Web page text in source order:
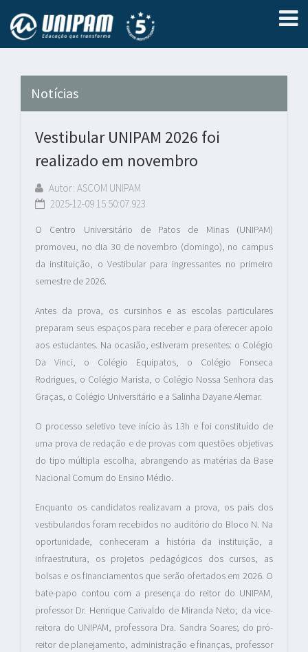
Notícias
Vestibular UNIPAM 2026 foi
realizado em novembro
Autor: ASCOM UNIPAM
2025-12-09 15:50:07.923
O Centro Universitário de Patos de Minas (UNIPAM)
promoveu, no dia 30 de novembro (domingo), no campus
da instituição, o Vestibular para ingressantes no primeiro
semestre de 2026.
Antes da prova, os cursinhos e as escolas particulares
preparam seus espaços para receber e para oferecer apoio
aos estudantes. Na ocasião, estiveram presentes: o Colégio
Da Vinci, o Colégio Equipatos, o Colégio Fonseca
Rodrigues, o Colégio Marista, o Colégio Nossa Senhora das
Graças, o Colégio Universitário e a Salinha Dayane Alemar.
O processo seletivo teve início às 13h e foi constituído de
uma prova de redação e de provas com questões objetivas
do tipo múltipla escolha, abrangendo as matérias da Base
Nacional Comum do Ensino Médio.
Enquanto os candidatos realizavam a prova, os pais dos
vestibulandos foram recebidos no auditório do Bloco N. Na
oportunidade, conheceram a história da instituição, a
infraestrutura, os projetos pedagógicos dos cursos, as
bolsas e os financiamentos que serão ofertados em 2026. O
bate-papo contou com a presença do reitor do UNIPAM,
professor Dr. Henrique Carivaldo de Miranda Neto; da vice-
reitora do UNIPAM, professora Dra. Sandra Soares; do pró-
reitor de planejamento, administração e finanças, professor